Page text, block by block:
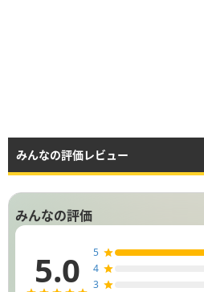
みんなの評価レビュー
みんなの評価
5.0 5
4
3